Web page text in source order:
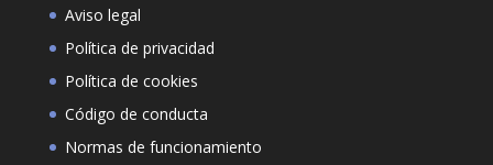
Aviso legal
Política de privacidad
Política de cookies
Código de conducta
Normas de funcionamiento